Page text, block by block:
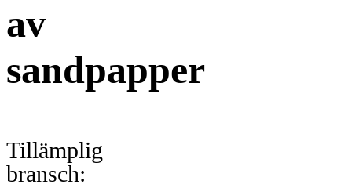
av
sandpapper
Tillämplig
bransch: